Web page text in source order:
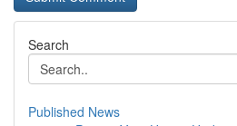
Search
Published News